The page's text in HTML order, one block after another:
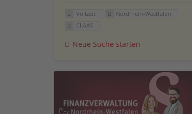
Vollzeit
Nordrhein-Westfalen
CLAAS
Neue Suche starten